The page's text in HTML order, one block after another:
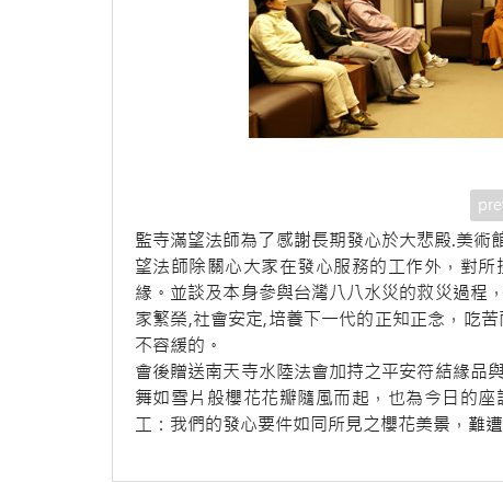
監寺滿望法師為了感謝長期發心於大悲殿.美
望法師除關心大家在發心服務的工作外，對
緣。並談及本身參與台灣八八水災的救災過程
家繁榮,社會安定,培養下一代的正知正念，吃
不容緩的。
會後贈送南天寺水陸法會加持之平安符結緣品
舞如雪片般櫻花花瓣隨風而起，也為今日的
工：我們的發心要件如同所見之櫻花美景，難